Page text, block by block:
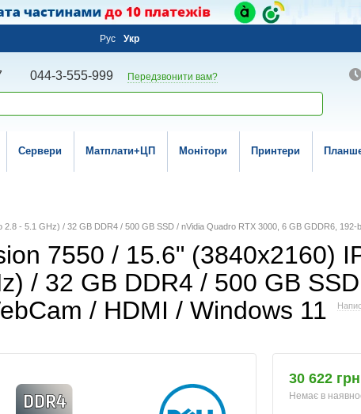
Рус Укр
044-3-555-999 Передзвонити вам?
Сервери Матплати+ЦП Монітори Принтери
- 5.1 GHz) / 32 GB DDR4 / 500 GB SSD / nVidia Quadro RTX 3000, 6 GB GDDR6, 192-
7550 / 15.6" (3840x2160)
/ 32 GB DDR4 / 500 GB
/ HDMI / Windows 11
30 622 грн
Немає в